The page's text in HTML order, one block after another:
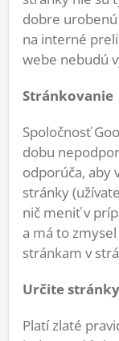
dobre
na interné
webe nebudú
Stránkovanie
Spoločnosť
dobu
odporúča, aby
stránky
nič meniť v
a má to
stránkam v
Určite
Platí zlaté